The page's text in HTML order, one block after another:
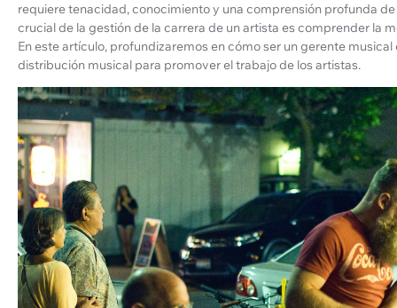
requiere tenacidad, conocimiento y una comprensión profunda
crucial de la gestión de la carrera de un artista es comprender la
En este artículo, profundizaremos en cómo ser un gerente
distribución musical para promover el trabajo de los artistas.